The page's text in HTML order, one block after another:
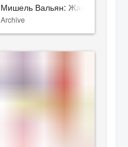
Мишель Вальян: Жажда скорости
Archive